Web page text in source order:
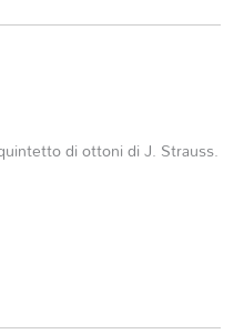
di ottoni di J. Strauss.